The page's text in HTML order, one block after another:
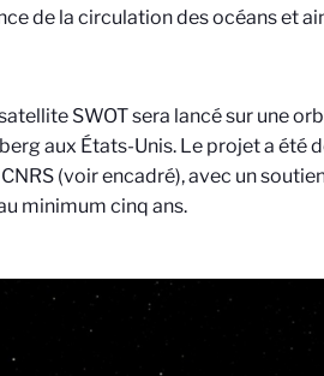
de la circulation des océans et
SWOT sera lancé sur une
aux États-Unis. Le projet a été
(voir encadré), avec un
minimum cinq ans.